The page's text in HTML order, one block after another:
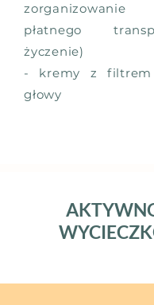
zorganizowanie
płatnego
życzenie)
- kremy z filtrem
głowy